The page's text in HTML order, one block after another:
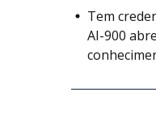
Tem
AI-900